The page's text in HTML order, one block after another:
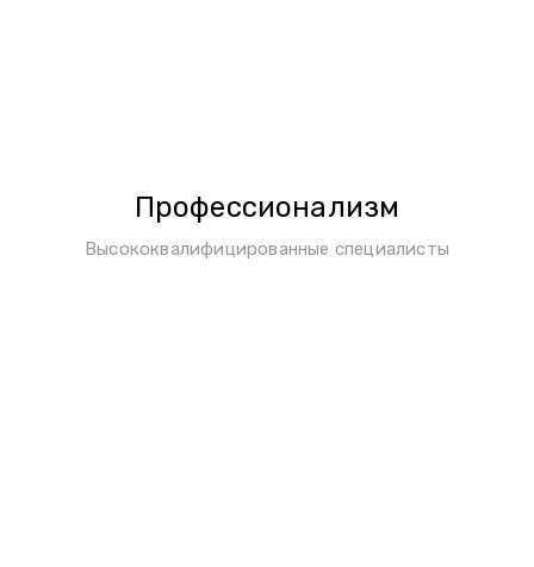
Профессионализм
Высококвалифицированные специалисты